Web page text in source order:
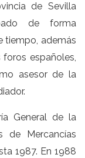
de Sevilla
de forma
tiempo, además
españoles,
asesor de la
General de la
de Mercancías
1987. En 1988